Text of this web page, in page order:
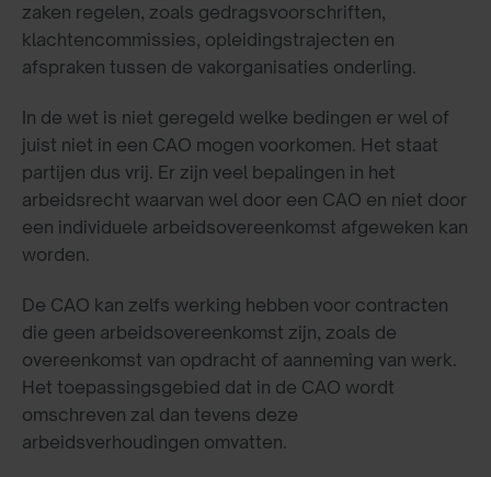
zaken regelen, zoals gedragsvoorschriften,
klachtencommissies, opleidingstrajecten en
afspraken tussen de vakorganisaties onderling.
In de wet is niet geregeld welke bedingen er wel of
juist niet in een CAO mogen voorkomen. Het staat
partijen dus vrij. Er zijn veel bepalingen in het
arbeidsrecht waarvan wel door een CAO en niet door
een individuele arbeidsovereenkomst afgeweken kan
worden.
De CAO kan zelfs werking hebben voor contracten
die geen arbeidsovereenkomst zijn, zoals de
overeenkomst van opdracht of aanneming van werk.
Het toepassingsgebied dat in de CAO wordt
omschreven zal dan tevens deze
arbeidsverhoudingen omvatten.